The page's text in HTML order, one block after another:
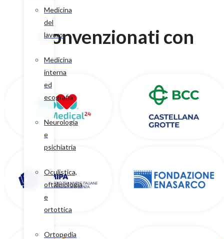
Medicina
del
lavoro
Medicina
interna
ed
ecografia
Neurologia
e
psichiatria
Oculistica,
oftalmologia
e
ortottica
Ortopedia
Convenzionati con